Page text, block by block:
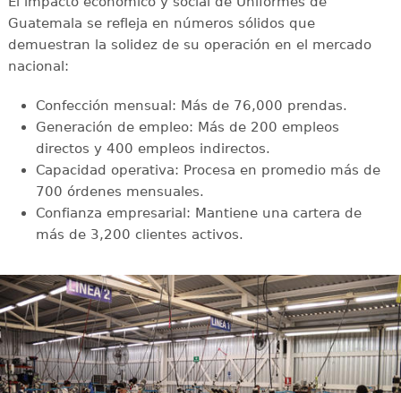
Guatemala se refleja en números sólidos que
demuestran la solidez de su operación en el mercado
nacional:
Confección mensual: Más de 76,000 prendas.
Generación de empleo: Más de 200 empleos
directos y 400 empleos indirectos.
Capacidad operativa: Procesa en promedio más de
700 órdenes mensuales.
Confianza empresarial: Mantiene una cartera de
más de 3,200 clientes activos.